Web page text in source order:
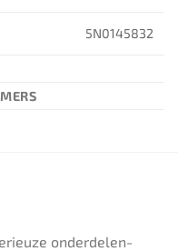
5N0145832
onderdelen-